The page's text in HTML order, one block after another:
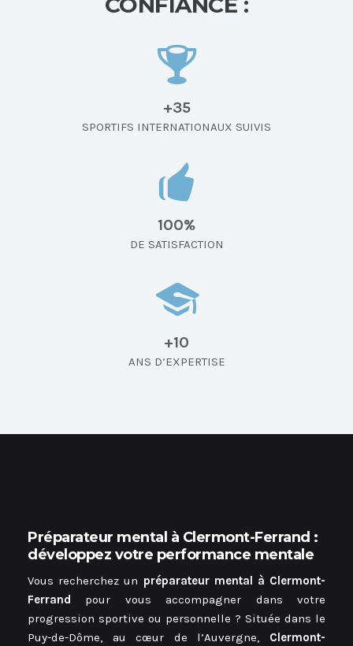
+35
SPORTIFS INTERNATIONAUX SUIVIS
100%
DE SATISFACTION
+10
ANS D’EXPERTISE
Préparateur mental à Clermont-Ferrand :
développez votre performance mentale
Vous recherchez un préparateur mental à Clermont-
Ferrand pour vous accompagner dans votre
progression sportive ou personnelle ? Située dans le
Puy-de-Dôme, au cœur de l’Auvergne, Clermont-